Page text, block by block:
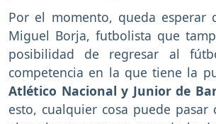
Por el momento, queda esperar
Miguel Borja, futbolista que
posibilidad de regresar al
competencia en la que tiene la
Atlético Nacional y Junior de
esto, cualquier cosa puede pasar